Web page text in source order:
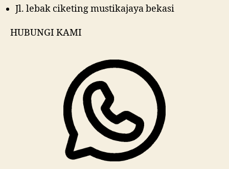
Jl. lebak ciketing mustikajaya bekasi
HUBUNGI KAMI